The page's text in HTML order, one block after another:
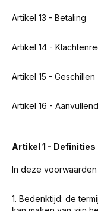
Artikel 13 - Betaling
Artikel 14 -
Artikel 15 - Geschillen
Artikel 16 -
Artikel 1 - Definities
In deze
1. Bedenktijd: de